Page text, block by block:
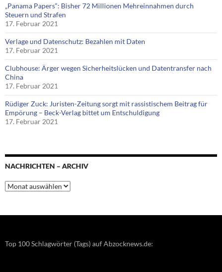
„Panama Papers“: Bisher 72 Millionen Mehreinnahmen durch
Steuern und Strafen
17. Februar 2021
Verlage und Datenschutz: Bezahlen mit Daten
17. Februar 2021
Clubhouse: Ärger wegen Sicherheitslücken und Datentransfer nach
China
17. Februar 2021
Rüdiger Zuck: Juristen-Zeitung sorgt mit rassistischem Beitrag für
Empörung – Beck-Verlag bittet um Entschuldigung
17. Februar 2021
NACHRICHTEN – ARCHIV
Nachrichten
–
Top 100 Schlagwörter (Tags) auf Abzocknews.de: